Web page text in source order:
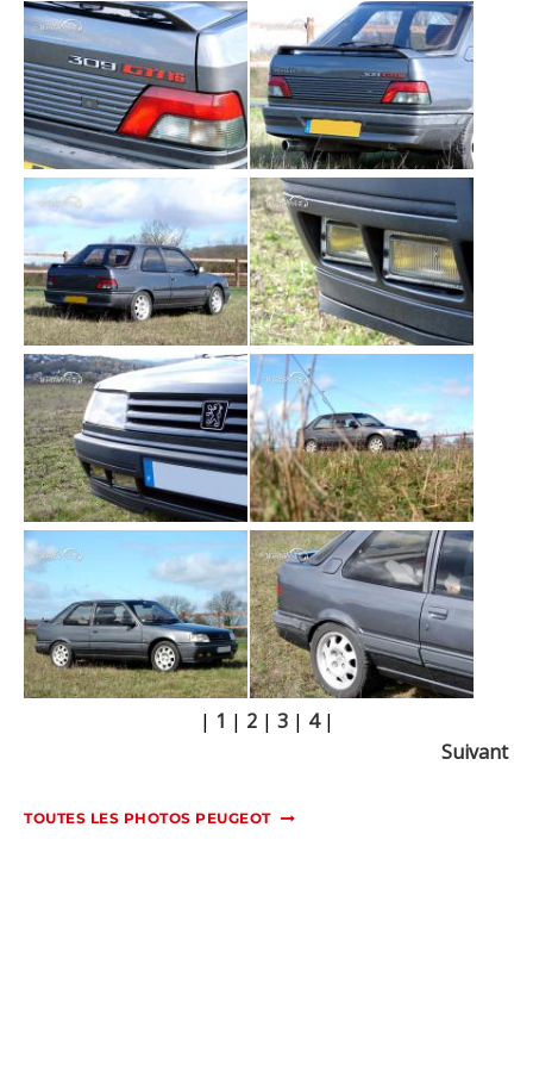
| 1 | 2| 3| 4|
Suivant
TOUTES LES PHOTOS PEUGEOT